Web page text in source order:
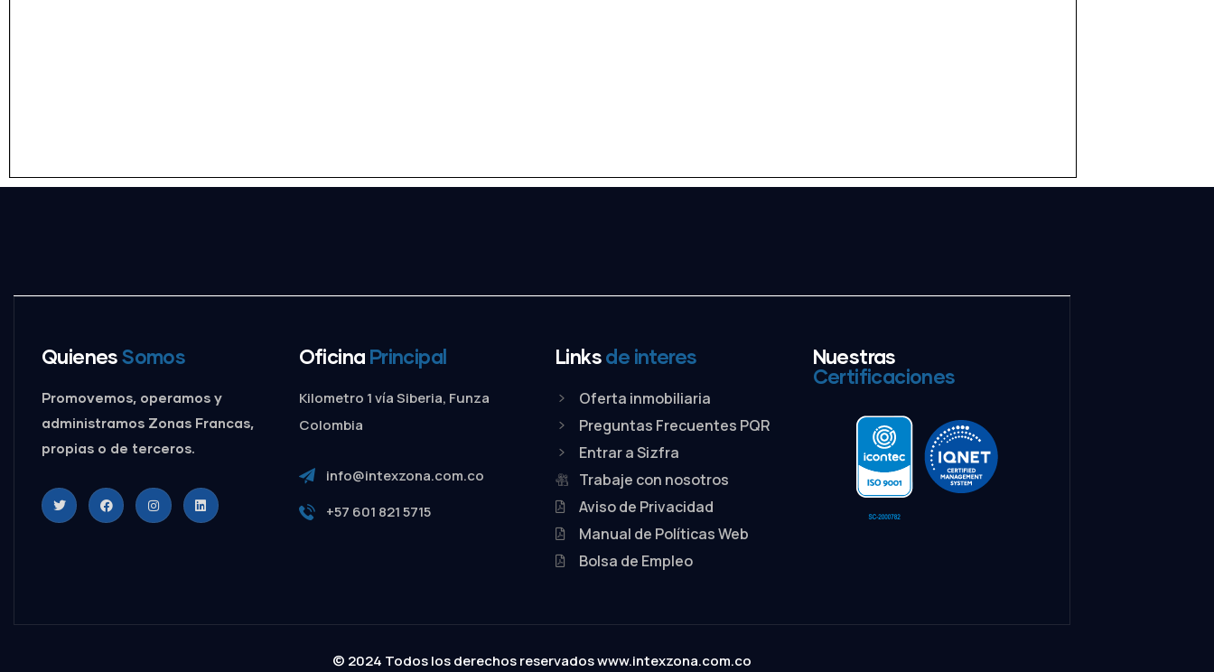
QuienesSomos
Promovemos, operamos y
administramos Zonas Francas,
propias o de terceros.
Oficina Principal
Kilometro 1 vía Siberia, Funza
Colombia
info@intexzona.com.co
+57 601 821 5715
Linksde interes
Oferta inmobiliaria
Preguntas Frecuentes PQR
Entrar a Sizfra
Trabaje con nosotros
Aviso de Privacidad
Manual de Políticas Web
Bolsa de Empleo
Nuestras
Certificaciones
© 2024 Todos los derechos reservadoswww.intexzona.com.co